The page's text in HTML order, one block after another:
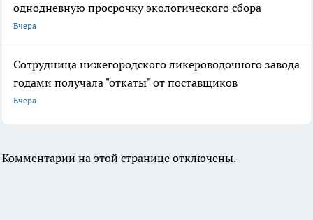
однодневную просрочку экологического сбора
Вчера
Сотрудница нижегородского ликероводочного завода
годами получала "откаты" от поставщиков
Вчера
Комментарии на этой странице отключены.